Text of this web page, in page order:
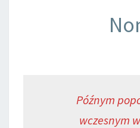
Późnym
wczesnym